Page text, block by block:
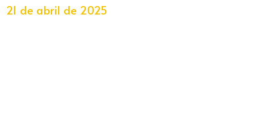
21 de abril de 2025